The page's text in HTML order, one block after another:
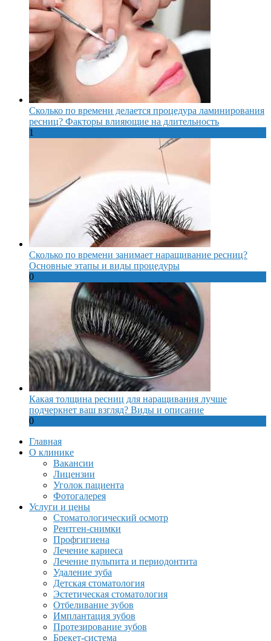
Сколько по времени делается процедура ламинирования
ресниц? Факторы влияющие на длительность
1
Сколько по времени занимает наращивание ресниц?
Основные этапы и виды процедуры
0
Какая толщина ресниц для наращивания лучше
подчеркнет ваш взгляд? Виды и описание
0
Главная
О клинике
Вакансии
Лицензии
Уголок пациента
Фотогалерея
Услуги и цены
Стоматологический осмотр
Рентген-снимки
Профгигиена
Лечение кариеса
Лечение пульпита и периодонтита
Удаление зуба
Детская стоматология
Эстетическая стоматология
Отбеливание зубов
Имплантация зубов
Протезирование зубов
Брекет-система